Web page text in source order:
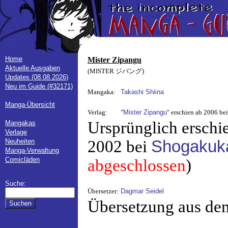
Home
Aktuelle Ausgaben
Updates (08.08.2026)
Neu im Guide (#32171)
Manga-Übersicht
Mangakas
Verlage
Neuheiten
Manga-Verwaltung
Comicläden
Suche:
Mister Zipangu
(MISTER ジパング)
Mangaka: Takashi Shiina
Verlag: "Mister Zipangu" erschien ab 2006
Ursprünglich
2002 bei
abgeschlossen)
Übersetzer: Dagmar Seidel
Übersetzung aus